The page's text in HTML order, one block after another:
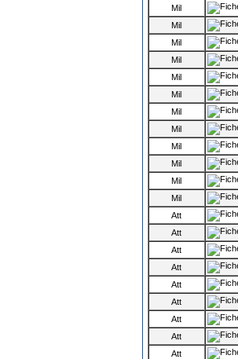
Mil
Mil
Mil
Mil
Mil
Mil
Mil
Mil
Mil
Mil
Mil
Mil
Att
Att
Att
Att
Att
Att
Att
Att
Att